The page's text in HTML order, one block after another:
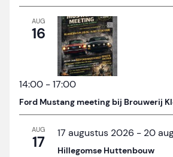
AUG
16
14:00 -17:00
Ford Mustang meeting bij Brouwerij
AUG
17 17 augustus 2026 - 20
Hillegomse Huttenbouw